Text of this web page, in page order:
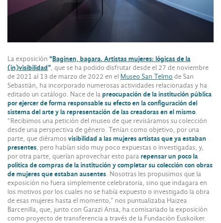
La exposición “Baginen, bagara. Artistas mujeres: lógicas de la
(in)visibilidad”, que se ha podido disfrutar desde el 27 de noviembre
de 2021 al 13 de marzo de 2022 en el Museo San Telmo de San
Sebastián, ha incorporado numerosas actividades relacionadas y ha
editado un catálogo. Nace de lapreocupación de la institución pública
por ejercer de forma responsable su efecto en la configuración del
sistema del arte y la representación de las creadoras en el mismo.
“Recibimos una petición del museo de que revisáramos su colección
desde una perspectiva de género. Tenían como objetivo, por una
parte, que diéramos visibilidad a las mujeres artistas que ya estaban
presentes, pero habían sido muy poco expuestas o investigadas, y,
por otra parte, querían aprovechar esto pararepensar un poco la
política de compras de la institución y completar su colección con obras
de mujeres que estaban ausentes. Nosotras les propusimos que la
exposición no fuera simplemente celebratoria, sino que indagara en
los motivos por los cuales no se había expuesto o investigado la obra
de esas mujeres hasta el momento,” nos puntualizaba Haizea
Barcenilla, que, junto con Garazi Ansa, ha comisariado la exposición
como proyecto de transferencia a través de la Fundación Euskoiker.